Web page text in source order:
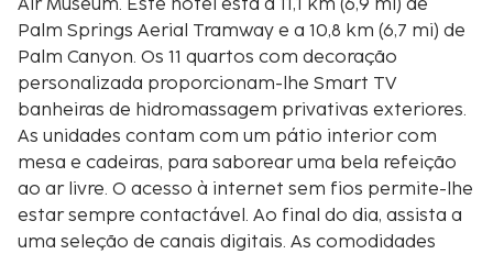
Air Museum. Este hotel está a 11,1 km (6,9 mi) de
Palm Springs Aerial Tramway e a 10,8 km (6,7 mi) de
Palm Canyon. Os 11 quartos com decoração
personalizada proporcionam-lhe Smart TV
banheiras de hidromassagem privativas exteriores.
As unidades contam com um pátio interior com
mesa e cadeiras, para saborear uma bela refeição
ao ar livre. O acesso à internet sem fios permite-lhe
estar sempre contactável. Ao final do dia, assista a
uma seleção de canais digitais. As comodidades